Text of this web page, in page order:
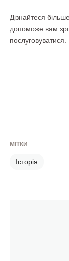
Дізнайтеся
допоможе вам
послуговуватися.
МІТКИ
Історія